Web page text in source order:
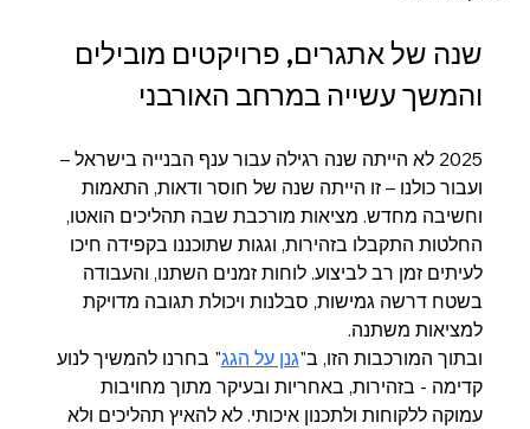
שנה של אתגרים, פרויקטים מובילים
והמשך עשייה במרחב האורבני
2025 לא הייתה שנה רגילה עבור ענף הבנייה בישראל –
ועבור כולנו – זו הייתה שנה של חוסר ודאות, התאמות
וחשיבה מחדש. מציאות מורכבת שבה תהליכים הואטו,
החלטות התקבלו בזהירות, וגגות שתוכננו בקפידה חיכו
לעיתים זמן רב לביצוע. לוחות זמנים השתנו, והעבודה
בשטח דרשה גמישות, סבלנות ויכולת תגובה מדויקת
למציאות משתנה.
ובתוך המורכבות הזו, ב"גנן על הגג" בחרנו להמשיך לנוע
קדימה - בזהירות, באחריות ובעיקר מתוך מחויבות
עמוקה ללקוחות ולתכנון איכותי. לא להאיץ תהליכים ולא